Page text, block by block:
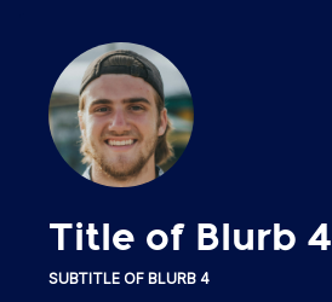
Title of Blurb 4
SUBTITLE OF BLURB 4